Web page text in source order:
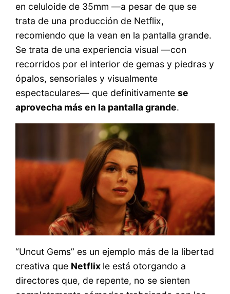
en celuloide de 35mm —a pesar de que se
trata de una producción de Netflix,
recomiendo que la vean en la pantalla grande.
Se trata de una experiencia visual —con
recorridos por el interior de gemas y piedras y
ópalos, sensoriales y visualmente
espectaculares— que definitivamentese
aprovecha más en la pantalla grande.
“Uncut Gems” es un ejemplo más de la libertad
creativa que Netflix le está otorgando a
directores que, de repente, no se sienten